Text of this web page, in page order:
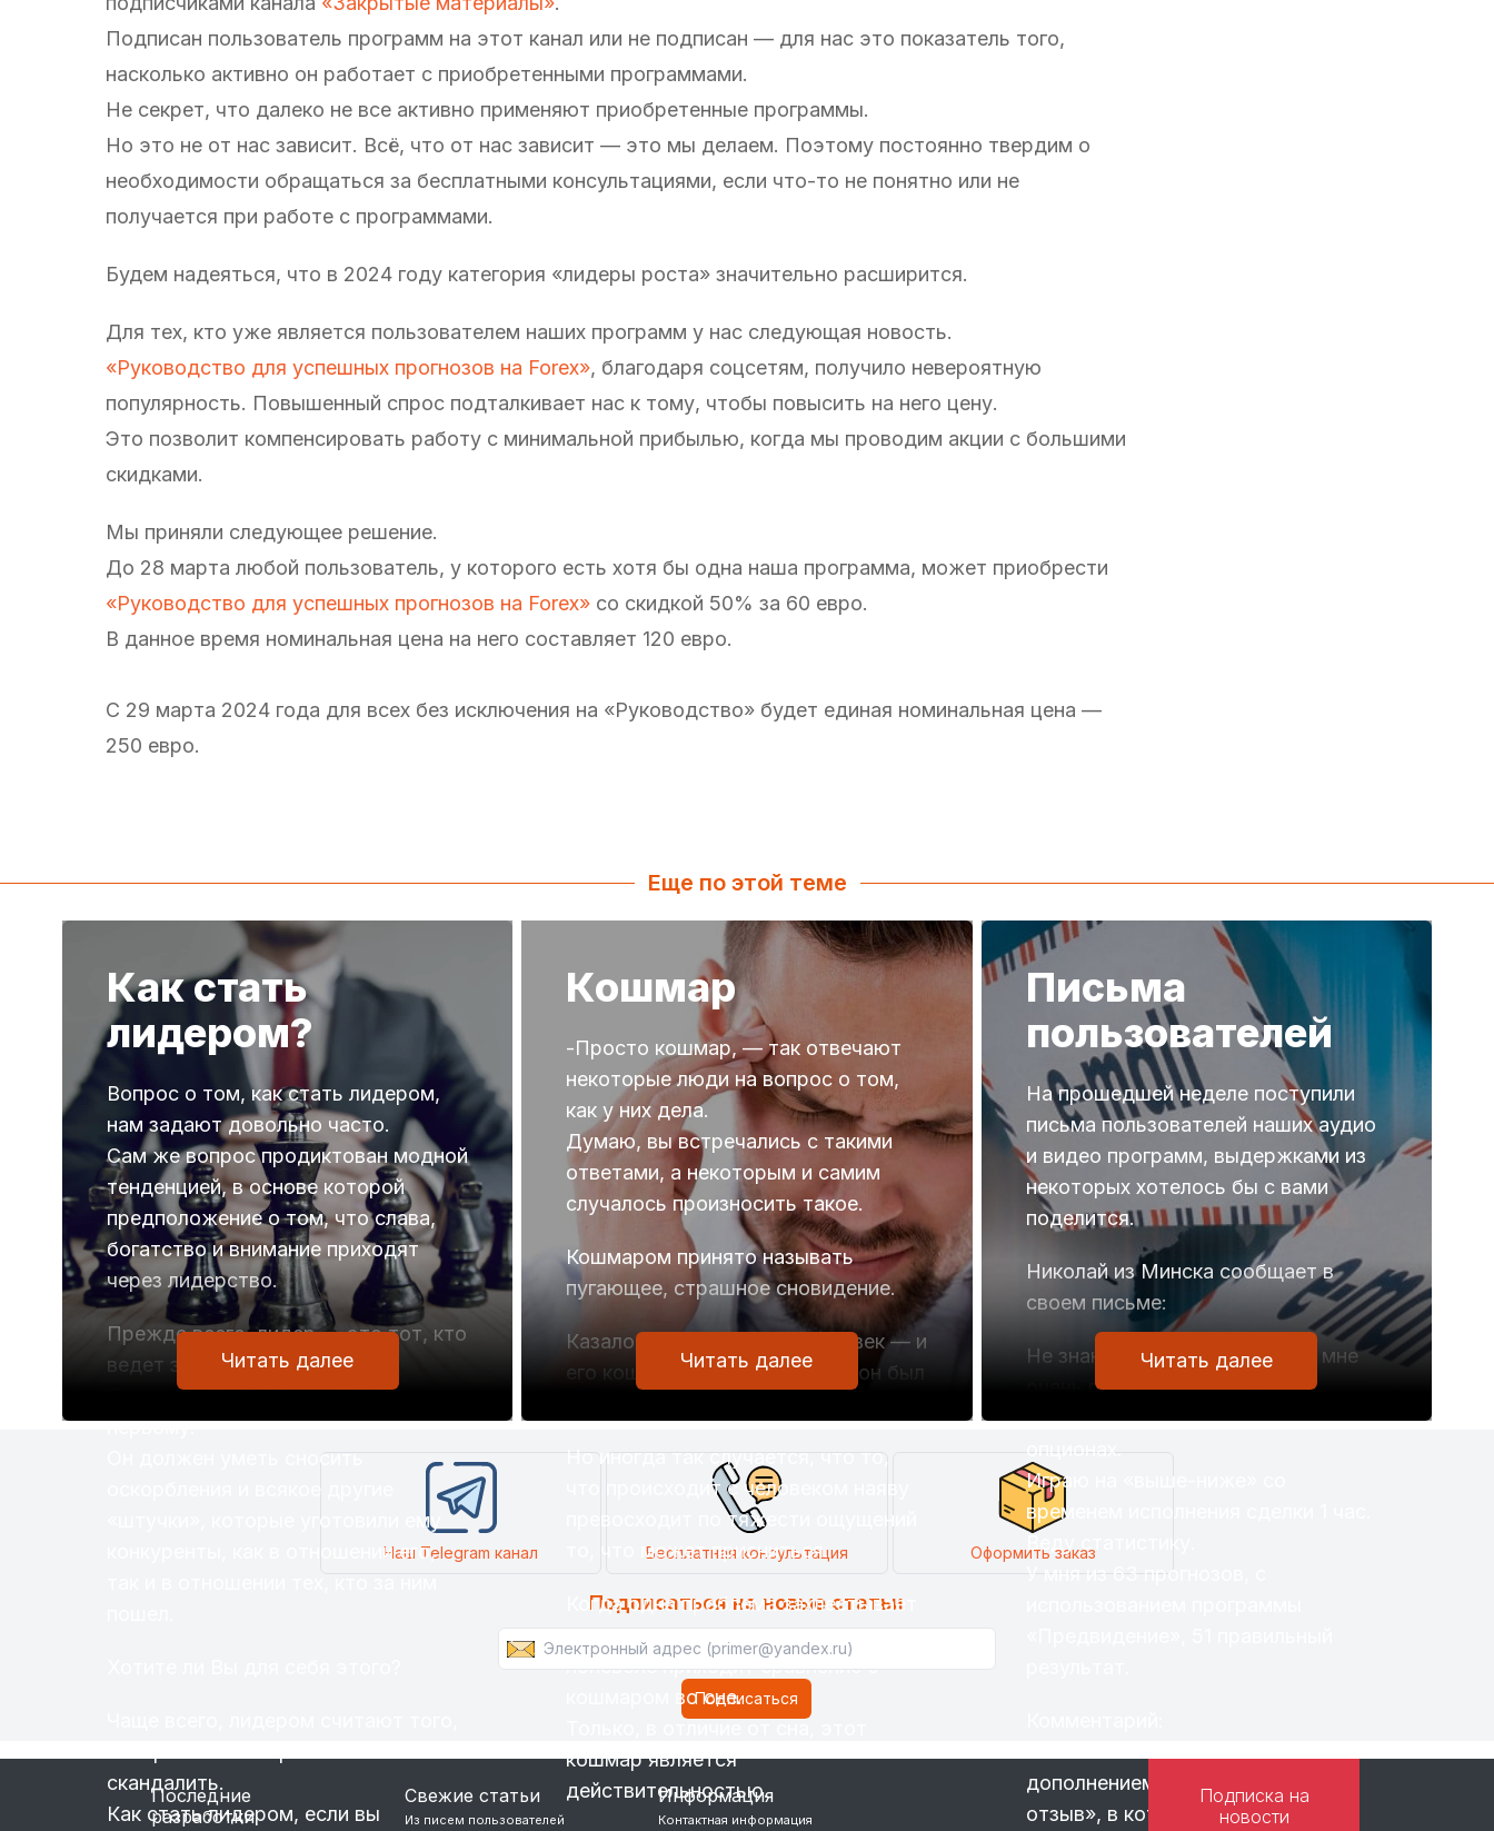
Подписан пользователь программ на этот канал или не подписан — для нас это показатель того,
насколько активно он работает с приобретенными программами.
Не секрет, что далеко не все активно применяют приобретенные программы.
Но это не от нас зависит. Всё, что от нас зависит — это мы делаем. Поэтому постоянно твердим о
необходимости обращаться за бесплатными консультациями, если что-то не понятно или не
получается при работе с программами.
Будем надеяться, что в 2024 году категория «лидеры роста» значительно расширится.
Для тех, кто уже является пользователем наших программ у нас следующая новость.
«Руководство для успешных прогнозов на Forex», благодаря соцсетям, получило невероятную
популярность. Повышенный спрос подталкивает нас к тому, чтобы повысить на него цену.
Это позволит компенсировать работу с минимальной прибылью, когда мы проводим акции с большими
скидками.
Мы приняли следующее решение.
До 28 марта любой пользователь, у которого есть хотя бы одна наша программа, может приобрести
«Руководство для успешных прогнозов на Forex» со скидкой 50% за 60 евро.
В данное время номинальная цена на него составляет 120 евро.
С 29 марта 2024 года для всех без исключения на «Руководство» будет единая номинальная цена —
250 евро.
Еще по этой теме
Как стать
лидером?
Вопрос о том, как стать лидером,
нам задают довольно часто.
Сам же вопрос продиктован модной
тенденцией, в основе которой
предположение о том, что слава,
богатство и внимание приходят
через лидерство.
Прежде всего, лидер — это тот, кто
ведет за собой.
Т.е. «шишки» ему достаются
первому.
Он должен уметь сносить
«штучки», которые уготовили ему
конкуренты, как в отношении его,
так и в отношении тех, кто за ним
скандалить.
Как стать лидером, если вы
Читать далее
Кошмар
-Просто кошмар, — так отвечают
некоторые люди на вопрос о том,
как у них дела.
Думаю, вы встречались с такими
ответами, а некоторым и самим
случалось произносить такое.
Кошмаром принято называть
пугающее, страшное сновидение.
Казалось бы, проснулся человек — и
его кошмар закончился, ведь он был
Но иногда так случается, что то,
что происходит с человеком наяву
превосходит по тяжести ощущений
то, что может присниться.
Когда одна проблема захлестывает
другую и им не видно конца,
поневоле приходит сравнение с
кошмаром во сне.
кошмар является
действительностью.
Читать далее
Письма
пользователей
На прошедшей неделе поступили
письма пользователей наших аудио
и видео программ, выдержками из
некоторых хотелось бы с вами
поделится.
Николай из Минска сообщает в
своем письме:
Не знаю как другим, но лично мне
очень помогает программа
«Предвидение» на бинарных
опционах.
Играю на «выше-ниже» со
временем исполнения сделки 1 час.
Веду статистику.
У мня из 63 прогнозов, с
дополнением к выпуску «Первый
отзыв», в котором другой
Читать далее
Наш Telegram канал Бесплатная консультация Оформить заказ
Подписаться на новые статьи
Последние
разработки
Свежие статьи
Из писем пользователей
Информация
Контактная информация
Подписка на
новости